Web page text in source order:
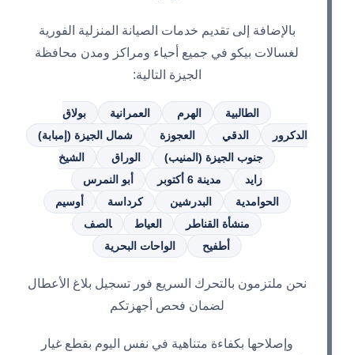
بالإضافة إلى تقديم خدمات الصيانة المنزلية الفورية
لغسالات بيكو في جميع أحياء ومراكز ومدن محافظة
الجيزة التالية:
الطالبية الهرم العمرانية
بولاق
الدكرور
الدقي العجوزة
شمال الجيزة (إمبابة)
جنوب الجيزة (المنيب)
الوراق
الشيخ
زايد
مدينة 6 أكتوبر
أبو النمرس
الحوامدية
البدرشين كرداسة
أوسيم
منشأة القناطر
العياط
الصف
أطفيح
الواحات البحرية
نحن ملتزمون بالتحرك السريع فور تسجيل بلاغ الأعطال
لضمان فحص أجهزتكم
وإصلاحها بكفاءة متناهية في نفس اليوم بقطع غيار